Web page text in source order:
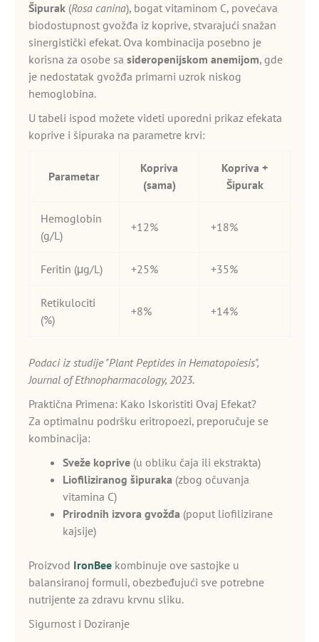
Šipurak (Rosa canina), bogat vitaminom C, povećava
biodostupnost gvožđa iz koprive, stvarajući snažan
sinergistički efekat. Ova kombinacija posebno je
korisna za osobe sa sideropenijskom anemijom, gde
je nedostatak gvožđa primarni uzrok niskog
hemoglobina.
U tabeli ispod možete videti uporedni prikaz efekata
koprive i šipuraka na parametre krvi:
Parametar
Kopriva
(sama)
Kopriva +
Šipurak
Hemoglobin
(g/L)
+12% +18%
Feritin (μg/L) +25% +35%
Retikulociti
(%)
+8% +14%
Podaci iz studije "Plant Peptides in Hematopoiesis",
Journal of Ethnopharmacology, 2023.
Praktična Primena: Kako Iskoristiti Ovaj Efekat?
Za optimalnu podršku eritropoezi, preporučuje se
kombinacija:
Sveže koprive (u obliku čaja ili ekstrakta)
Liofiliziranog šipuraka (zbog očuvanja
vitamina C)
Prirodnih izvora gvožđa (poput liofilizirane
kajsije)
Proizvod IronBee kombinuje ove sastojke u
balansiranoj formuli, obezbeđujući sve potrebne
nutrijente za zdravu krvnu sliku.
Sigurnost i Doziranje